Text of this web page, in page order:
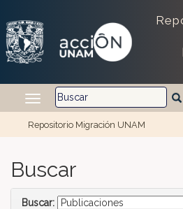
Repositorio Migración UNAM
Buscar
Buscar: